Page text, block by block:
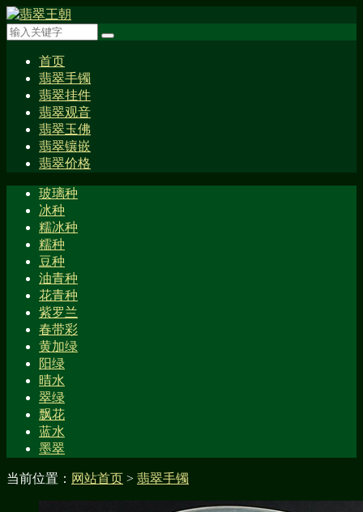
首页
翡翠手镯
翡翠挂件
翡翠观音
翡翠玉佛
翡翠镶嵌
翡翠价格
玻璃种
冰种
糯冰种
糯种
豆种
油青种
花青种
紫罗兰
春带彩
黄加绿
阳绿
晴水
翠绿
飘花
蓝水
墨翠
当前位置： 网站首页 > 翡翠手镯